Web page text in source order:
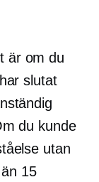
är om du
slutat
du kunde
utan
15